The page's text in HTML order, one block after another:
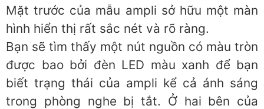
Mặt trước của mẫu ampli sở hữu một màn
hình hiển thị rất sắc nét và rõ ràng.
Bạn sẽ tìm thấy một nút nguồn có màu tròn
được bao bởi đèn LED màu xanh để bạn
biết trạng thái của ampli kể cả ánh sáng
trong phòng nghe bị tắt. Ở hai bên của